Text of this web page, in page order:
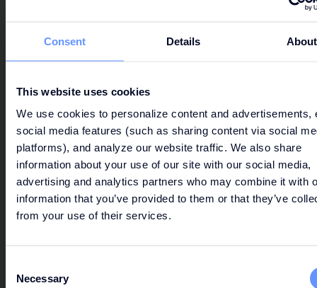
Consent Details About
This website uses cookies
We use cookies to personalize content and advertisements,
social media features (such as sharing content via social
platforms), and analyze our website traffic. We also share
information about your use of our site with our social media,
advertising and analytics partners who may combine it with
information that you’ve provided to them or that they’ve
from your use of their services.
Selection
Necessary
un concepto portugués de cafetería.